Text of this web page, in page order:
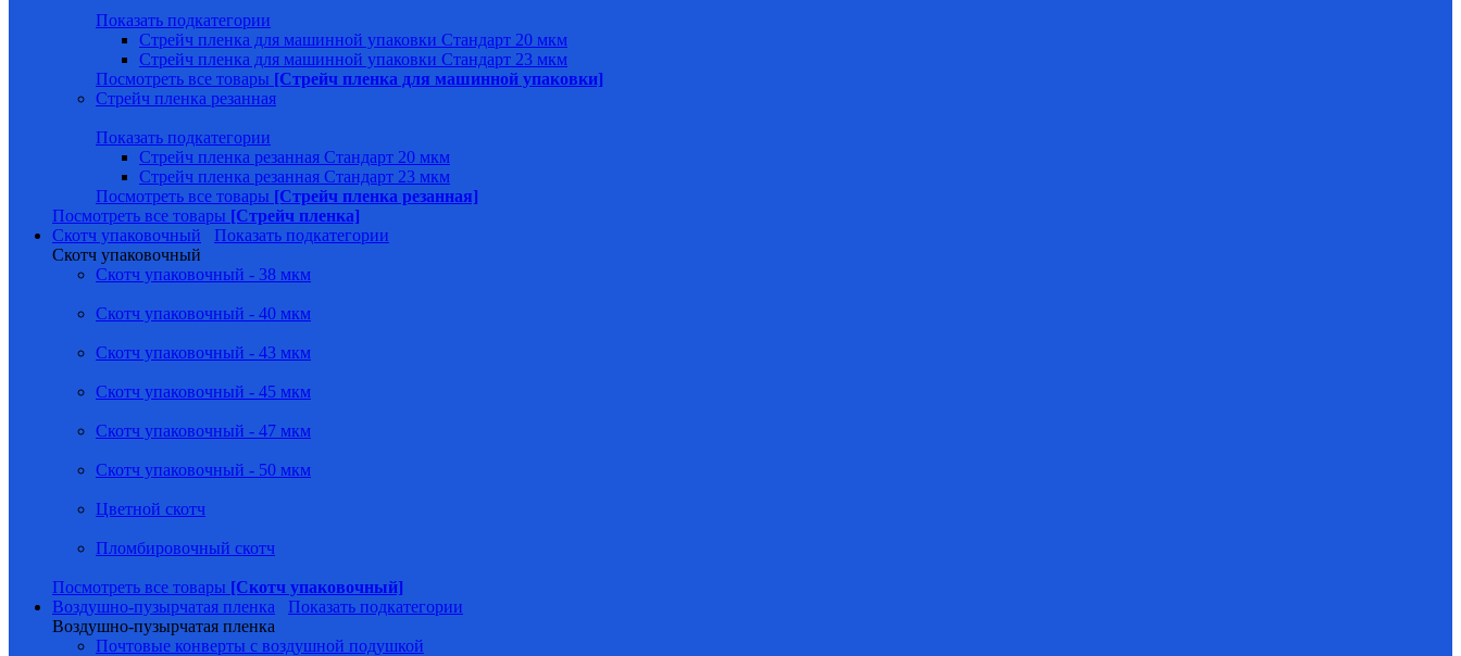
Показать подкатегории
Стрейч пленка для машинной упаковки Стандарт 20 мкм
Стрейч пленка для машинной упаковки Стандарт 23 мкм
Посмотреть все товары [Стрейч пленка для машинной упаковки]
Стрейч пленка резанная
Показать подкатегории
Стрейч пленка резанная Стандарт 20 мкм
Стрейч пленка резанная Стандарт 23 мкм
Посмотреть все товары [Стрейч пленка резанная]
Посмотреть все товары [Стрейч пленка]
Скотч упаковочный
Показать подкатегории
Скотч упаковочный
Скотч упаковочный - 38 мкм
Скотч упаковочный - 40 мкм
Скотч упаковочный - 43 мкм
Скотч упаковочный - 45 мкм
Скотч упаковочный - 47 мкм
Скотч упаковочный - 50 мкм
Цветной скотч
Пломбировочный скотч
Посмотреть все товары [Скотч упаковочный]
Воздушно-пузырчатая пленка
Показать подкатегории
Воздушно-пузырчатая пленка
Почтовые конверты с воздушной подушкой